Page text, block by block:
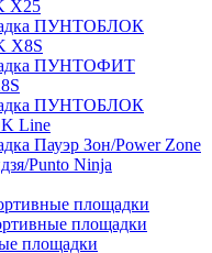
X25
ПУНТОБЛОК
X8S
ПУНТОФИТ
ПУНТОБЛОК
Line
Пауэр Зон/Power Zone
Punto Ninja
площадки
площадки
площадки